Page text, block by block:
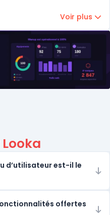
Voir plus
Looka
d’utilisateur est-il le
offertes